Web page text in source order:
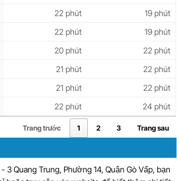
22 phút
19 phút
22 phút
19 phút
20 phút
22 phút
21 phút
22 phút
21 phút
22 phút
22 phút 24 phút
Trang trước 1 2 3 Trang sau
Quang Trung, Phường 14, Quận Gò Vấp, bạn